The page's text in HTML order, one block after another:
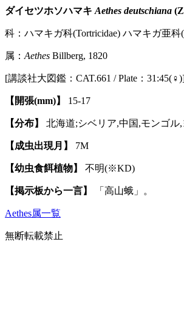
ダイセツホソハマキ Aethes deutschiana
科：ハマキガ科(Tortricidae) ハマキガ亜科
属： Aethes Billberg, 1820
[講談社大図鑑：CAT.661 / Plate：
【開張(mm)】 15-17
【分布】 北海道;シベリア,中国,モンゴル
【成虫出現月】 7M
【幼虫食餌植物】 不明(※KD)
【掲示板から一言】 「高山蛾」。
Aethes属一覧
無断転載禁止